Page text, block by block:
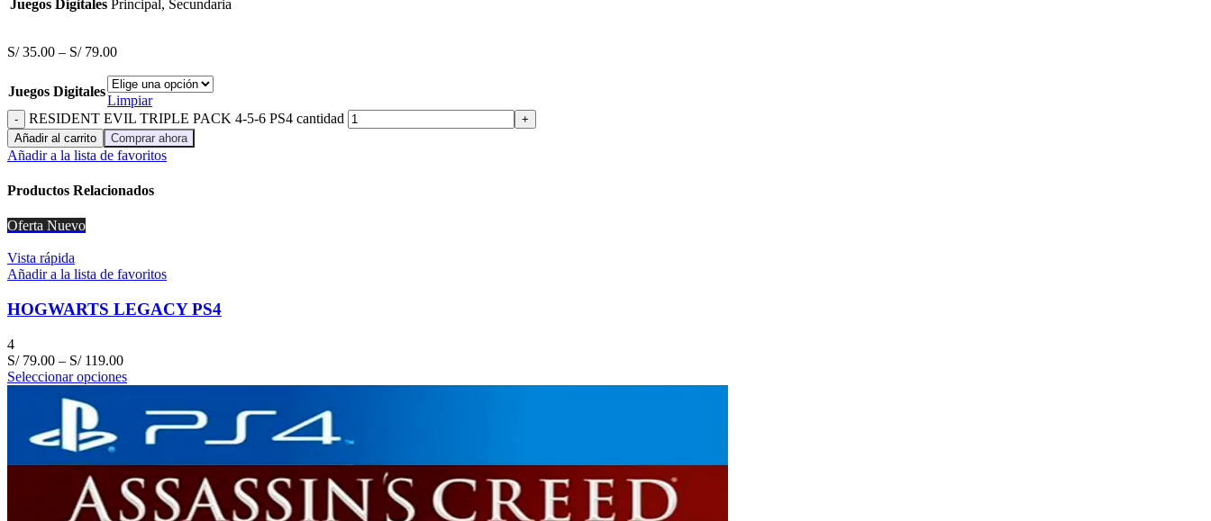
Juegos Digitales Principal, Secundaria
S/35.00 – S/79.00
Juegos Digitales
Limpiar
RESIDENT EVIL TRIPLE PACK 4-5-6 PS4 cantidad
Añadir al carrito Comprar ahora
Añadir a la lista de favoritos
Productos Relacionados
Oferta Nuevo
Vista rápida
Añadir a la lista de favoritos
HOGWARTS LEGACY PS4
4
S/79.00 – S/119.00
Seleccionar opciones